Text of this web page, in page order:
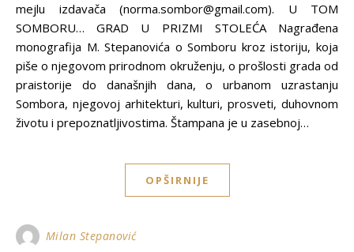
mejlu izdavača (norma.sombor@gmail.com). U TOM
SOMBORU… GRAD U PRIZMI STOLEĆA Nagrađena
monografija M. Stepanovića o Somboru kroz istoriju, koja
piše o njegovom prirodnom okruženju, o prošlosti grada od
praistorije do današnjih dana, o urbanom uzrastanju
Sombora, njegovoj arhitekturi, kulturi, prosveti, duhovnom
životu i prepoznatljivostima. Štampana je u zasebnoj…
OPŠIRNIJE
Milan Stepanović